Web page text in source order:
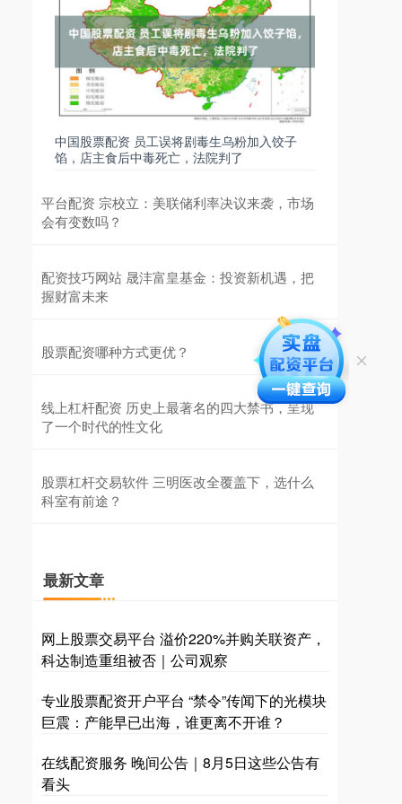
中国股票配资 员工误将剧毒生乌粉加入饺子
馅，店主食后中毒死亡，法院判了
平台配资 宗校立：美联储利率决议来袭，市场
会有变数吗？
配资技巧网站 晟沣富皇基金：投资新机遇，把
握财富未来
股票配资哪种方式更优？
线上杠杆配资 历史上最著名的四大禁书，呈现
了一个时代的性文化
股票杠杆交易软件 三明医改全覆盖下，选什么
科室有前途？
最新文章
网上股票交易平台 溢价220%并购关联资产，
科达制造重组被否｜公司观察
专业股票配资开户平台 “禁令”传闻下的光模块
巨震：产能早已出海，谁更离不开谁？
在线配资服务 晚间公告｜8月5日这些公告有
看头